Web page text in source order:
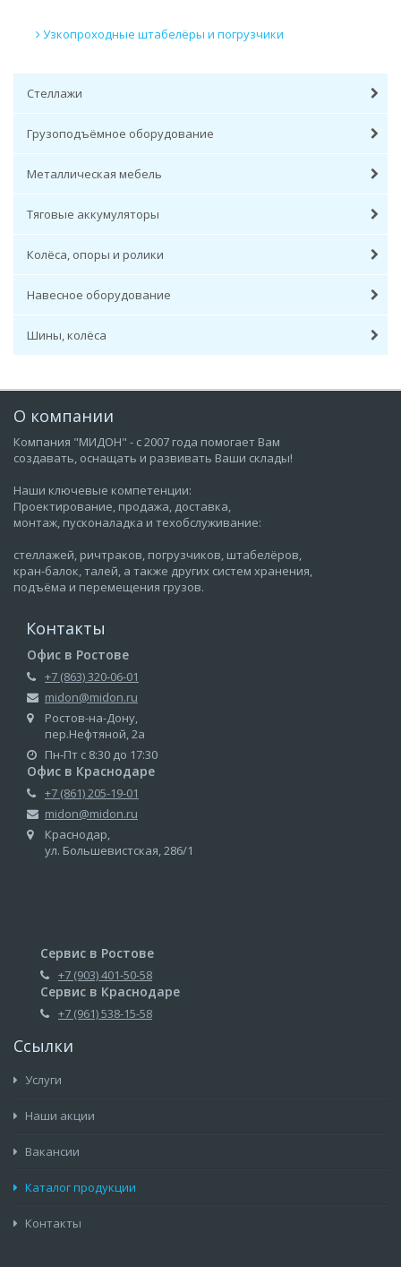
Узкопроходные штабелёры и погрузчики
Стеллажи
Грузоподъёмное оборудование
Металлическая мебель
Тяговые аккумуляторы
Колёса, опоры и ролики
Навесное оборудование
Шины, колёса
О компании
Компания "МИДОН" - с 2007 года помогает Вам
создавать, оснащать и развивать Ваши склады!
Наши ключевые компетенции:
Проектирование, продажа, доставка,
монтаж, пусконаладка и техобслуживание:
стеллажей, ричтраков, погрузчиков, штабелёров,
кран-балок, талей, а также других систем хранения,
подъёма и перемещения грузов.
Контакты
Офис в Ростове
+7 (863) 320-06-01
midon@midon.ru
Ростов-на-Дону,
пер.Нефтяной, 2а
Пн-Пт с 8:30 до 17:30
Офис в Краснодаре
+7 (861) 205-19-01
midon@midon.ru
Краснодар,
ул. Большевистская, 286/1
Сервис в Ростове
+7 (903) 401-50-58
Сервис в Краснодаре
+7 (961) 538-15-58
Ссылки
Услуги
Наши акции
Вакансии
Каталог продукции
Контакты